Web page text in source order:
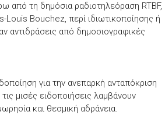
από τη δημόσια ραδιοτηλεόραση RTBF,
Louis Bouchez, περί ιδιωτικοποίησης ή
αντιδράσεις από δημοσιογραφικές
για την ανεπαρκή ανταπόκριση
μισές ειδοποιήσεις λαμβάνουν
και θεσμική αδράνεια.